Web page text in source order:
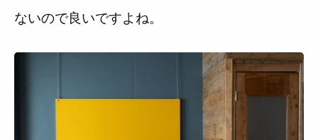
ないので良いですよね。